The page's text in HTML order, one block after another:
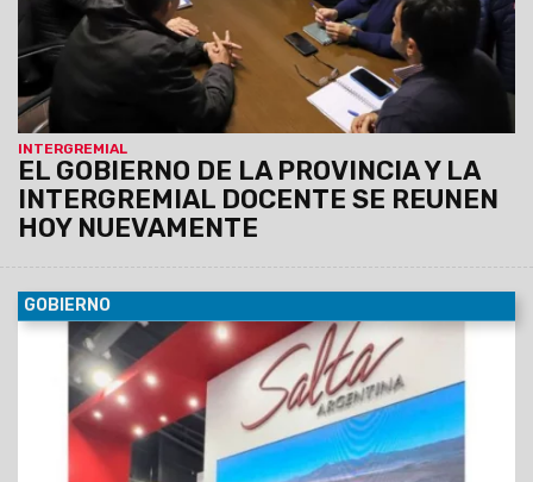
INTERGREMIAL
EL GOBIERNO DE LA PROVINCIA Y LA
INTERGREMIAL DOCENTE SE REUNEN
HOY NUEVAMENTE
GOBIERNO
23/05/2023
Se trata de la exposición líder de Argentina. El
gobernador Gustavo Sáenz encabezó la inauguración del
stand institucional en el predio rural de Palermo, donde la
Provincia despliega todo su potencial, consolidando su rol
protagónico en la industria.